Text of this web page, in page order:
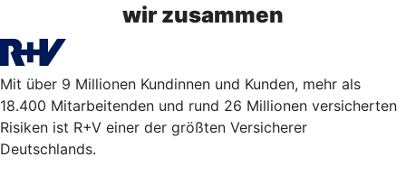
wir zusammen
Mit über 9 Millionen Kundinnen und Kunden, mehr als
18.400 Mitarbeitenden und rund 26 Millionen versicherten
Risiken ist R+V einer der größten Versicherer
Deutschlands.